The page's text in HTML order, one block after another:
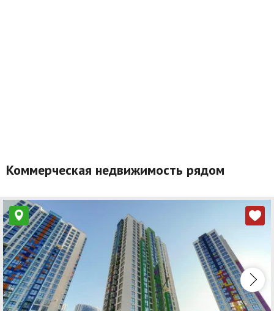
Коммерческая недвижимость рядом